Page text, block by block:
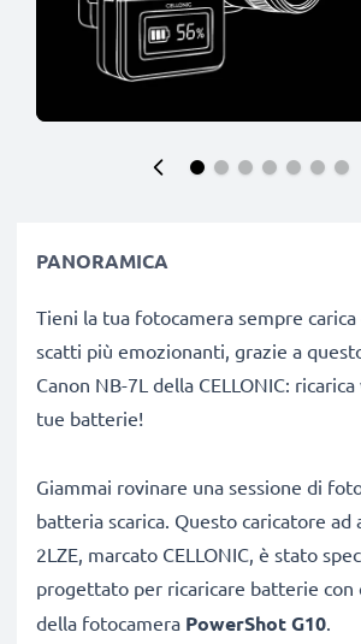
PANORAMICA
Tieni la tua fotocamera sempre
scatti più emozionanti, grazie a
Canon NB-7L della CELLONIC:
tue batterie!
Giammai rovinare una sessione di
batteria scarica. Questo caricatore ad
2LZE, marcato CELLONIC, è stato
progettato per ricaricare batterie con
della fotocamera PowerShot G10.